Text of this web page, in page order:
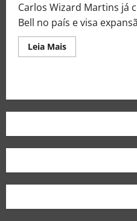
Carlos Wizard Martins já
Bell no país e visa
Leia Mais